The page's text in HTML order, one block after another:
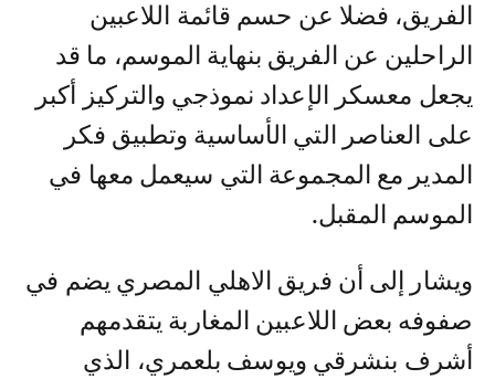
الفريق، فضلا عن حسم قائمة اللاعبين
الراحلين عن الفريق بنهاية الموسم، ما قد
يجعل معسكر الإعداد نموذجي والتركيز أكبر
على العناصر التي الأساسية وتطبيق فكر
المدير مع المجموعة التي سيعمل معها في
الموسم المقبل.
ويشار إلى أن فريق الاهلي المصري يضم في
صفوفه بعض اللاعبين المغاربة يتقدمهم
أشرف بنشرقي ويوسف بلعمري، الذي